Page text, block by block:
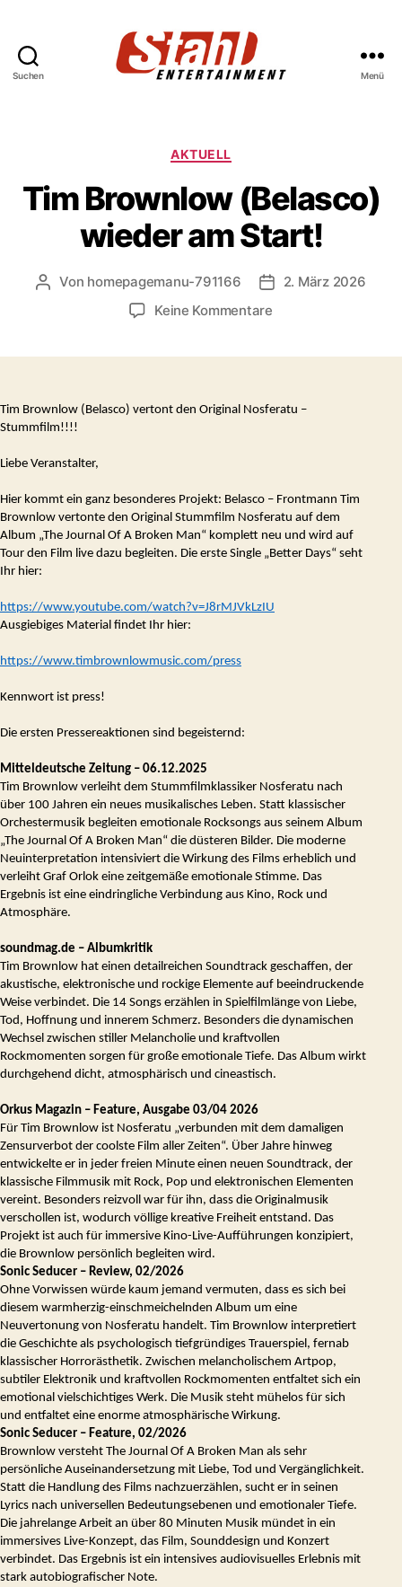
Suchen Menü
Kategorien
AKTUELL
Tim Brownlow (Belasco)
wieder am Start!
Beitragsautor
Von homepagemanu-791166
2. März 2026
Keine Kommentarezu
am
Tim Brownlow (Belasco) vertont den Original Nosferatu –
Stummfilm!!!!
Liebe Veranstalter,
Hier kommt ein ganz besonderes Projekt: Belasco – Frontmann Tim
Brownlow vertonte den Original Stummfilm Nosferatu auf dem
Album „The Journal Of A Broken Man“ komplett neu und wird auf
Tour den Film live dazu begleiten. Die erste Single „Better Days“ seht
Ihr hier:
https://www.youtube.com/watch?v=J8rMJVkLzIU
Ausgiebiges Material findet Ihr hier:
https://www.timbrownlowmusic.com/press
Kennwort ist press!
Die ersten Pressereaktionen sind begeisternd:
Mitteldeutsche Zeitung – 06.12.2025
Tim Brownlow verleiht dem Stummfilmklassiker Nosferatu nach
über 100 Jahren ein neues musikalisches Leben. Statt klassischer
Orchestermusik begleiten emotionale Rocksongs aus seinem Album
„The Journal Of A Broken Man“ die düsteren Bilder. Die moderne
Neuinterpretation intensiviert die Wirkung des Films erheblich und
verleiht Graf Orlok eine zeitgemäße emotionale Stimme. Das
Ergebnis ist eine eindringliche Verbindung aus Kino, Rock und
Atmosphäre.
soundmag.de – Albumkritik
Tim Brownlow hat einen detailreichen Soundtrack geschaffen, der
akustische, elektronische und rockige Elemente auf beeindruckende
Weise verbindet. Die 14 Songs erzählen in Spielfilmlänge von Liebe,
Tod, Hoffnung und innerem Schmerz. Besonders die dynamischen
Wechsel zwischen stiller Melancholie und kraftvollen
Rockmomenten sorgen für große emotionale Tiefe. Das Album wirkt
durchgehend dicht, atmosphärisch und cineastisch.
Orkus Magazin – Feature, Ausgabe 03/04 2026
Für Tim Brownlow ist Nosferatu „verbunden mit dem damaligen
Zensurverbot der coolste Film aller Zeiten“. Über Jahre hinweg
entwickelte er in jeder freien Minute einen neuen Soundtrack, der
klassische Filmmusik mit Rock, Pop und elektronischen Elementen
vereint. Besonders reizvoll war für ihn, dass die Originalmusik
verschollen ist, wodurch völlige kreative Freiheit entstand. Das
Projekt ist auch für immersive Kino-Live-Aufführungen konzipiert,
die Brownlow persönlich begleiten wird.
Sonic Seducer – Review, 02/2026
Ohne Vorwissen würde kaum jemand vermuten, dass es sich bei
diesem warmherzig-einschmeichelnden Album um eine
Neuvertonung von Nosferatu handelt. Tim Brownlow interpretiert
die Geschichte als psychologisch tiefgründiges Trauerspiel, fernab
klassischer Horrorästhetik. Zwischen melancholischem Artpop,
subtiler Elektronik und kraftvollen Rockmomenten entfaltet sich ein
emotional vielschichtiges Werk. Die Musik steht mühelos für sich
und entfaltet eine enorme atmosphärische Wirkung.
Sonic Seducer – Feature, 02/2026
Brownlow versteht The Journal Of A Broken Man als sehr
persönliche Auseinandersetzung mit Liebe, Tod und Vergänglichkeit.
Statt die Handlung des Films nachzuerzählen, sucht er in seinen
Lyrics nach universellen Bedeutungsebenen und emotionaler Tiefe.
Die jahrelange Arbeit an über 80 Minuten Musik mündet in ein
immersives Live-Konzept, das Film, Sounddesign und Konzert
verbindet. Das Ergebnis ist ein intensives audiovisuelles Erlebnis mit
stark autobiografischer Note.